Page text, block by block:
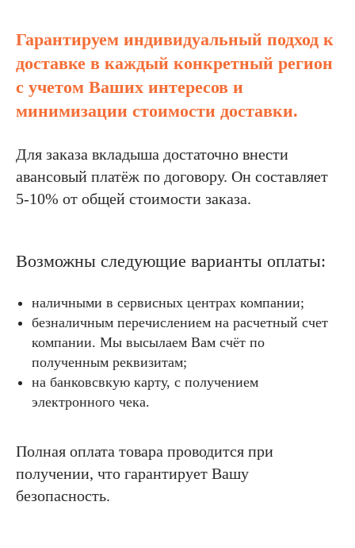
Гарантируем индивидуальный подход к
доставке в каждый конкретный регион
с учетом Ваших интересов и
минимизации стоимости доставки.
Для заказа вкладыша достаточно внести
авансовый платёж по договору. Он составляет
5-10% от общей стоимости заказа.
Возможны следующие варианты оплаты:
наличными в сервисных центрах компании;
безналичным перечислением на расчетный счет
компании. Мы высылаем Вам счёт по
полученным реквизитам;
на банковсвкую карту, с получением
электронного чека.
Полная оплата товара проводится при
получении, что гарантирует Вашу
безопасность.